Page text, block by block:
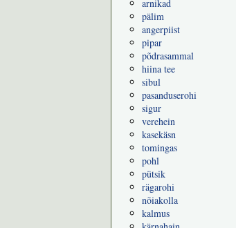
arnikad
pälim
angerpiist
pipar
põdrasammal
hiina tee
sibul
pasanduserohi
sigur
verehein
kasekäsn
tomingas
pohl
pütsik
rägarohi
nõiakolla
kalmus